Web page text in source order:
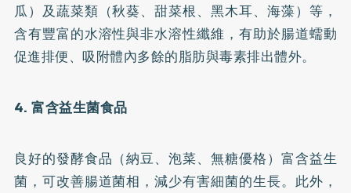
瓜）及蔬菜類（秋葵、甜菜根、黑木耳、海藻）等，
含有豐富的水溶性與非水溶性纖維，有助於腸道蠕動
促進排便、吸附體內多餘的脂肪與毒素排出體外。
4. 富含益生菌食品
良好的發酵食品（納豆、泡菜、無糖優格）富含益生
菌，可改善腸道菌相，減少有害細菌的生長。此外，